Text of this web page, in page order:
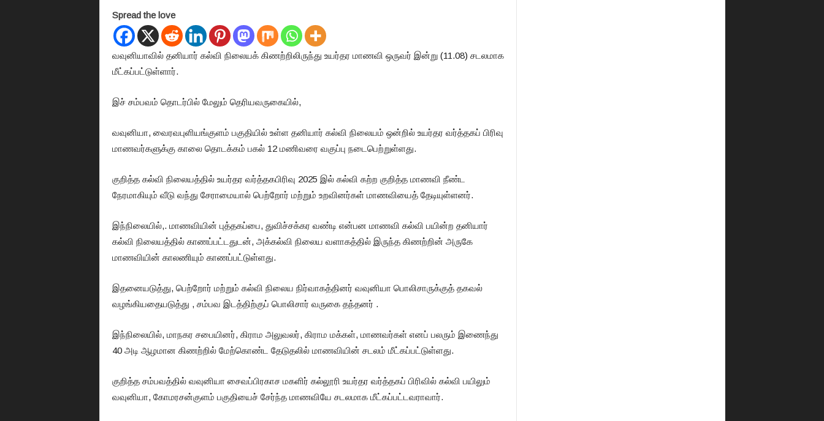
Spread the love
வவுனியாவில் தனியார் கல்வி நிலையக் கிணற்றிலிருந்து உயர்தர மாணவி ஒருவர் இன்று (11.08) சடலமாக
மீட்கப்பட்டுள்ளார்.
இச் சம்பவம் தொடர்பில் மேலும் தெரியவருகையில்,
வவுனியா, வைரவபுளியங்குளம் பகுதியில் உள்ள தனியார் கல்வி நிலையம் ஒன்றில் உயர்தர வர்த்தகப் பிரிவு
மாணவர்களுக்கு காலை தொடக்கம் பகல் 12 மணிவரை வகுப்பு நடைபெற்றுள்ளது.
குறித்த கல்வி நிலையத்தில் உயர்தர வர்த்தகபிரிவு 2025 இல் கல்வி கற்ற குறித்த மாணவி நீண்ட
நேரமாகியும் வீடு வந்து சேராமையால் பெற்றோர் மற்றும் உறவினர்கள் மாணவியைத் தேடியுள்ளனர்.
இந்நிலையில்,. மாணவியின் புத்தகப்பை, துவிச்சக்கர வண்டி என்பன மாணவி கல்வி பயின்ற தனியார்
கல்வி நிலையத்தில் காணப்பட்டதுடன், அக்கல்வி நிலைய வளாகத்தில் இருந்த கிணற்றின் அருகே
மாணவியின் காலணியும் காணப்பட்டுள்ளது.
இதனையடுத்து, பெற்றோர் மற்றும் கல்வி நிலைய நிர்வாகத்தினர் வவுனியா பொலிசாருக்குத் தகவல்
வழங்கியதையடுத்து , சம்பவ இடத்திற்குப் பொலிசார் வருகை தந்தனர் .
இந்நிலையில், மாநகர சபையினர், கிராம அலுவலர், கிராம மக்கள், மாணவர்கள் எனப் பலரும் இணைந்து
40 அடி ஆழமான கிணற்றில் மேற்கொண்ட தேடுதலில் மாணவியின் சடலம் மீட்கப்பட்டுள்ளது.
குறித்த சம்பவத்தில் வவுனியா சைவப்பிரகாச மகளிர் கல்லூரி உயர்தர வர்த்தகப் பிரிவில் கல்வி பயிலும்
வவுனியா, கோமரசன்குளம் பகுதியைச் சேர்ந்த மாணவியே சடலமாக மீட்கப்பட்டவராவார்.